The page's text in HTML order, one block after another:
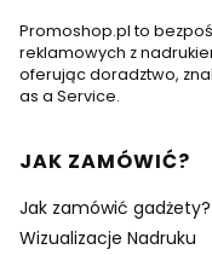
Promoshop.pl to
reklamowych z
oferując doradztwo,
as a Service.
Linki w stopce
JAK ZAMÓWIĆ?
Jak zamówić gadżety?
Wizualizacje Nadruku